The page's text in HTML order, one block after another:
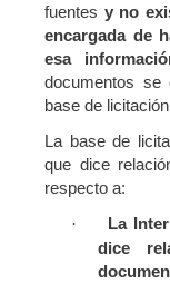
fuentes y no
encargada de
esa
documentos se
base de
La base de
que dice
respecto a:
·
La
dice